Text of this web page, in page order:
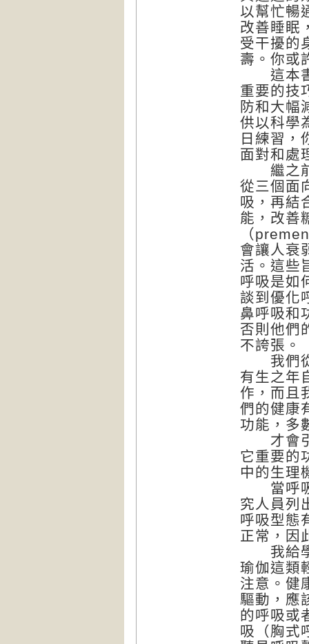
以幫忙暢
改善睡眠
受干擾的
壽。你或
這本書
重要的技
防和大幅
供以科學
日練習，
面對和處
繼之前
從三個面
吸，再結
能，改善
（
會讓人衰
活。這些
呼吸是如
談到優化
鼻呼吸和
否則他們
不誇張。
我們從
有生之年
作，而且
們的健康
功能，多
才會引
它重要的
中的生理
當呼吸
究人員列
呼吸型態
正常，因
我給學
瑜伽這類
注意。健
驅動，應
的呼吸或
吸（胸式